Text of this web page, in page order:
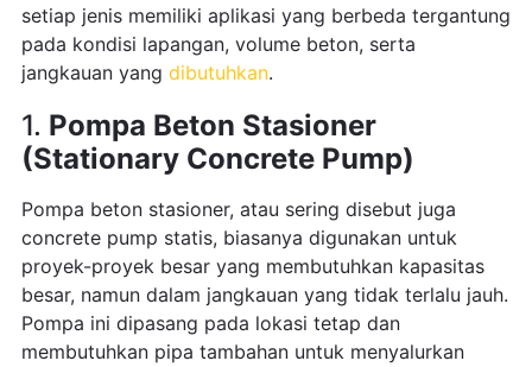
setiap jenis memiliki aplikasi yang berbeda tergantung
pada kondisi lapangan, volume beton, serta
jangkauan yang dibutuhkan.
1. Pompa Beton Stasioner
(Stationary Concrete Pump)
Pompa beton stasioner, atau sering disebut juga
concrete pump statis, biasanya digunakan untuk
proyek-proyek besar yang membutuhkan kapasitas
besar, namun dalam jangkauan yang tidak terlalu jauh.
Pompa ini dipasang pada lokasi tetap dan
membutuhkan pipa tambahan untuk menyalurkan